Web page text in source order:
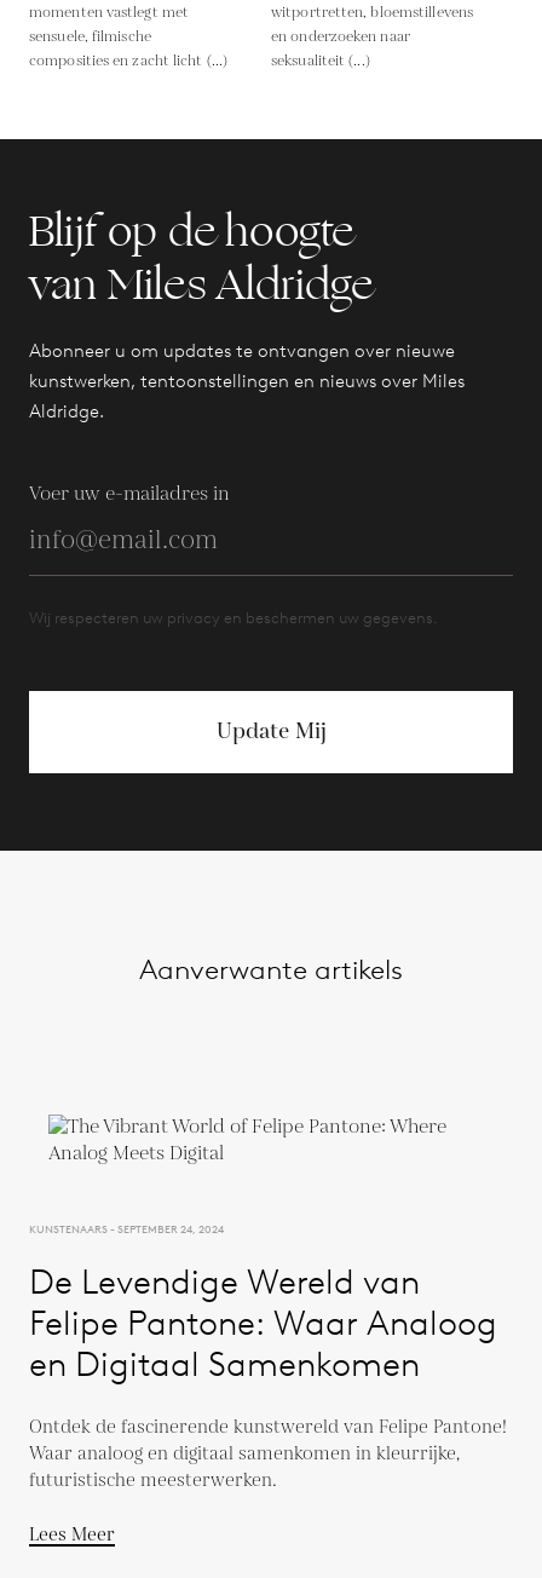
momenten vastlegt met
sensuele, filmische
composities en zacht licht (...)
witportretten, bloemstillevens
en onderzoeken naar
seksualiteit (...)
Blijf op de hoogte
van Miles Aldridge
Abonneer u om updates te ontvangen over nieuwe
kunstwerken, tentoonstellingen en nieuws over Miles
Aldridge.
Voer uw e-mailadres in
Wij respecteren uw privacy en beschermen uw gegevens.
Update Mij
Aanverwante artikels
KUNSTENAARS - SEPTEMBER 24, 2024
De Levendige Wereld van
Felipe Pantone: Waar Analoog
en Digitaal Samenkomen
Ontdek de fascinerende kunstwereld van Felipe Pantone!
Waar analoog en digitaal samenkomen in kleurrijke,
futuristische meesterwerken.
Lees Meer